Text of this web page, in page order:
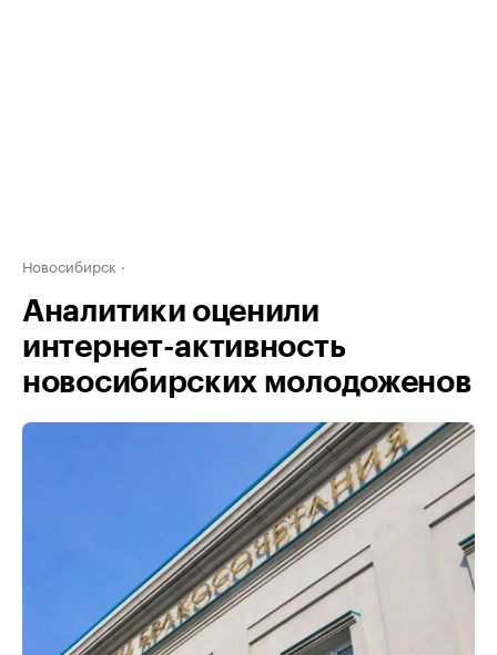
Новосибирск
Аналитики оценили
интернет-активность
новосибирских молодоженов